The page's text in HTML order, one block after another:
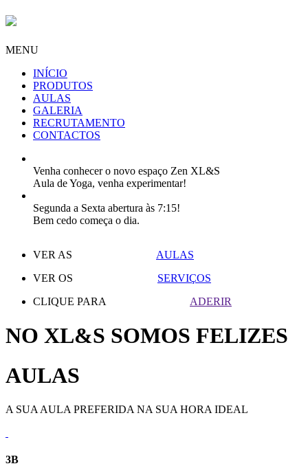
MENU
INÍCIO
PRODUTOS
AULAS
GALERIA
RECRUTAMENTO
CONTACTOS
Venha conhecer o novo espaço Zen XL&S
Aula de Yoga, venha experimentar!
Segunda a Sexta abertura às 7:15!
Bem cedo começa o dia.
VER AS
AULAS
VER OS
SERVIÇOS
CLIQUE PARA
ADERIR
NO XL&S SOMOS FELIZES
AULAS
A SUA AULA PREFERIDA NA SUA HORA IDEAL
3B